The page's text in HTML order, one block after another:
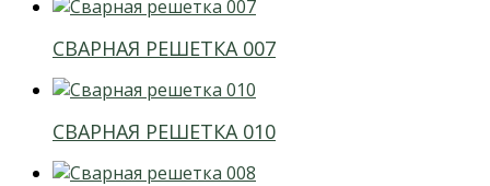
СВАРНАЯ РЕШЕТКА 007
СВАРНАЯ РЕШЕТКА 010